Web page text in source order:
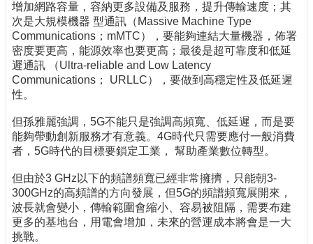
增加網路容量，容納更多設備及服務，提升傳輸速度；其
次是大規模機器 型通訊（Massive Machine Type
Communications；mMTC），要能夠連結大量機器，佈署
密度要更高，能源效率也要更高；最後是超可靠度和低延
遲通訊 （Ultra-reliable and Low Latency
Communications； URLLC），要做到高穩定性及低延遲
性。
但孫雅麗強調，5G不能只是強調高頻寬、低延遲，而是要
能夠帶動創新服務才有意義。4G時代只需要應付一般消費
者，5G時代的目標要鎖定工業， 幫助產業數位轉型。
但由於3 GHz以下的頻譜頻寬已經非常擁擠，只能朝3-
300GHz的高頻譜的方向發展，但5G的頻譜頻寬展開來，
波長就會變小，傳輸範圍會縮小、容易被阻隔，需要布建
更多的基地台，用電會增加，未來的營運成本將會是一大
挑戰。